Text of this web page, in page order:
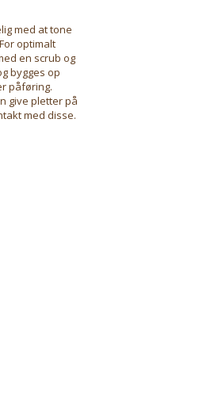
med at tone
optimalt
en scrub og
bygges op
påføring.
give pletter på
med disse.